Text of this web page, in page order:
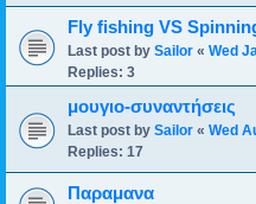
Fly fishing VS
Last post by Sailor « Wed
Replies: 3
μουγιο-συναντήσεις
Last post by Sailor « Wed
Replies: 17
Παραμανα